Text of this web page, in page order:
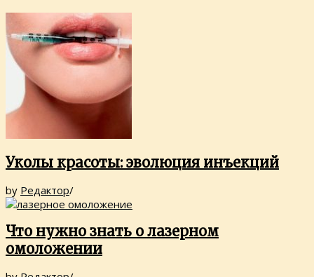
Уколы красоты: эволюция инъекций
by Редактор/
Что нужно знать о лазерном
омоложении